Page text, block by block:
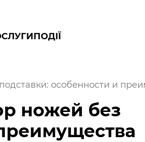
ПОДІЇ
особенности и
ножей без